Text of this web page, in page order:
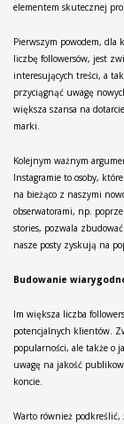
elementem skutecznej
Pierwszym powodem, dla
liczbę followersów, jest
interesujących treści, a
przyciągnąć uwagę
większa szansa na
marki.
Kolejnym ważnym
Instagramie to osoby,
na bieżąco z naszymi
obserwatorami, np.
stories, pozwala
nasze posty zyskują na
Budowanie
Im większa liczba
potencjalnych klientów.
popularności, ale także o
uwagę na jakość
koncie.
Warto również